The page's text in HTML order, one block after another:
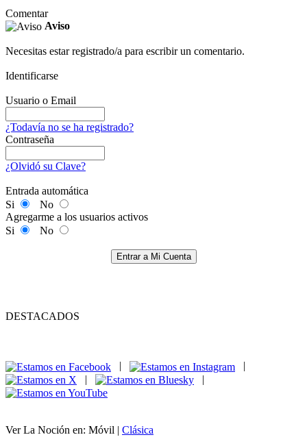
Comentar
Aviso
Necesitas estar registrado/a para escribir un comentario.
Identificarse
Usuario o Email
¿Todavía no se ha registrado?
Contraseña
¿Olvidó su Clave?
Entrada automática
Si
No
Agregarme a los usuarios activos
Si
No
Entrar a Mi Cuenta
DESTACADOS
|
|
Ver La Noción en: Móvil | Clásica